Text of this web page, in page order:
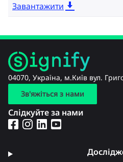
Завантажити
04070, Україна, м.Київ вул.
Зв'яжіться з нами
Слідкуйте за нами